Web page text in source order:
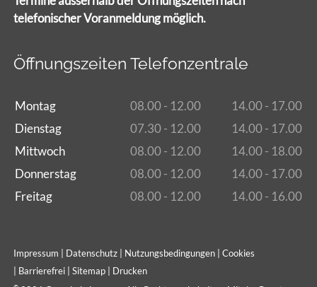
telefonischer Voranmeldung möglich.
Öffnungszeiten Telefonzentrale
Montag 08.00 - 12.00
14.00 - 17.00
Dienstag
07.30 - 12.00
14.00 - 17.00
Mittwoch
08.00 - 12.00
14.00 - 18.00
Donnerstag
08.00 - 12.00
14.00 - 17.00
Freitag
08.00 - 12.00 14.00 - 16.00
Impressum Datenschutz Nutzungsbedingungen
Cookies
Barrierefrei Sitemap Drucken